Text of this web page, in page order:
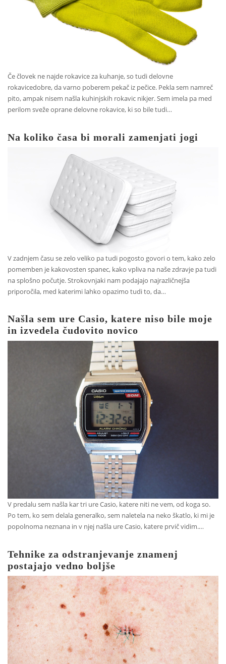
Če človek ne najde rokavice za kuhanje, so tudi delovne
rokavicedobre, da varno poberem pekač iz pečice. Pekla sem namreč
pito, ampak nisem našla kuhinjskih rokavic nikjer. Sem imela pa med
perilom sveže oprane delovne rokavice, ki so bile tudi…
Na koliko časa bi morali zamenjati jogi
V zadnjem času se zelo veliko pa tudi pogosto govori o tem, kako zelo
pomemben je kakovosten spanec, kako vpliva na naše zdravje pa tudi
na splošno počutje. Strokovnjaki nam podajajo najrazličnejša
priporočila, med katerimi lahko opazimo tudi to, da…
Našla sem ure Casio, katere niso bile moje
in izvedela čudovito novico
V predalu sem našla kar tri ure Casio, katere niti ne vem, od koga so.
Po tem, ko sem delala generalko, sem naletela na neko škatlo, ki mi je
popolnoma neznana in v njej našla ure Casio, katere prvič vidim.…
Tehnike za odstranjevanje znamenj
postajajo vedno boljše